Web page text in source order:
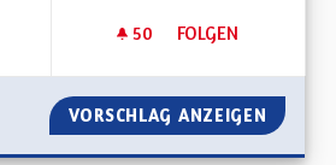
50 50 FOLLOWER
FOLGEN
DAVANTAGE DE
VORSCHLAG ANZEIGEN